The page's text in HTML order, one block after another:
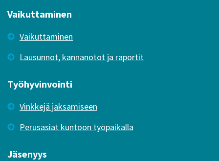
Vaikuttaminen
Vaikuttaminen
Lausunnot, kannanotot ja raportit
Työhyvinvointi
Vinkkejä jaksamiseen
Perusasiat kuntoon työpaikalla
Jäsenyys